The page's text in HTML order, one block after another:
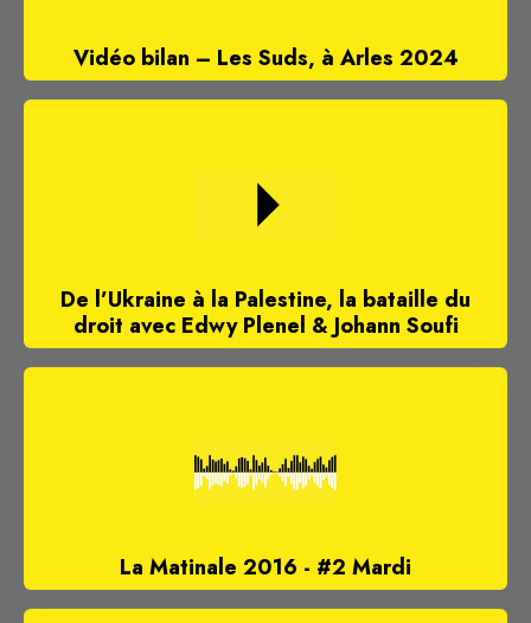
Vidéo bilan – Les Suds, à Arles 2024
De l’Ukraine à la Palestine, la bataille du
droit avec Edwy Plenel & Johann Soufi
La Matinale 2016 - #2 Mardi